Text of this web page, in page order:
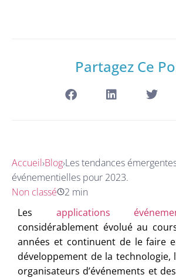
Partagez Ce
Accueil›Blog›Les tendances
événementielles pour 2023.
Non classé
2 min
Les applications
considérablement évolué au
années et continuent de le faire
développement de la technologie,
organisateurs d’événements et